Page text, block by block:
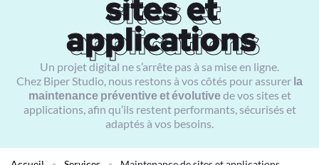
applications
sites et
applications
Un projet digital ne s’arrête pas à sa mise en ligne.
Chez Biper Studio, nous restons à vos côtés pour assurer la
maintenance préventive et évolutivede vos sites et
applications, afin qu’ils restent performants, sécurisés et
adaptés à vos besoins.